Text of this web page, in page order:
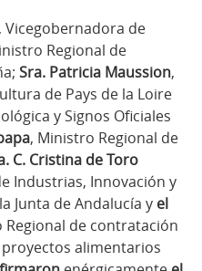
, Vicegobernadora de
Regional de
Sra. Patricia Maussion,
de Pays de la Loire
y Signos Oficiales
, Ministro Regional de
C. Cristina de Toro
Industrias, Innovación y
Junta de Andalucía y el
Regional de contratación
alimentarios